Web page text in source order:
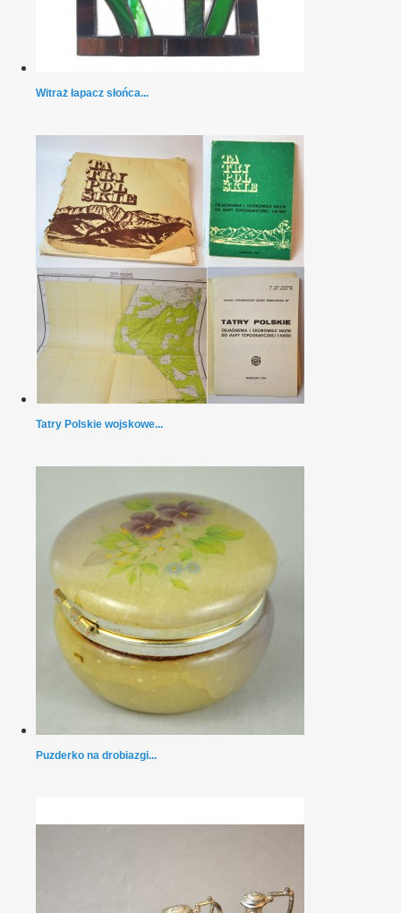
Witraż łapacz słońca...
Tatry Polskie wojskowe...
Puzderko na drobiazgi...